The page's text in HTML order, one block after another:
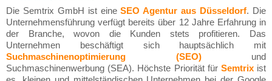
Die Semtrix GmbH ist eineSEO Agentur aus Düsseldorf. Die
Unternehmensführung verfügt bereits über 12 Jahre Erfahrung in
der Branche, wovon die Kunden stets profitieren. Das
Unternehmen beschäftigt sich hauptsächlich mit
Suchmaschinenoptimierung (SEO)und
Suchmaschinenwerbung (SEA). Höchste Priorität für Semtrixist